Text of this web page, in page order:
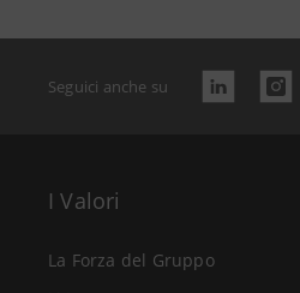
Seguici anche su
I Valori
La Forza del Gruppo